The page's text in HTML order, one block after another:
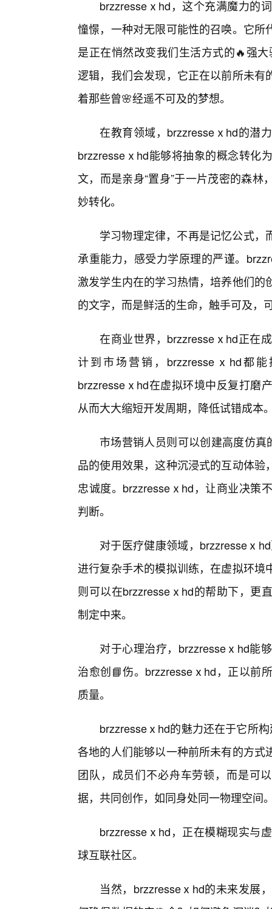
brzzresseⅹhd，这个充满魔力的
憧憬，一种对无限可能性的召唤。它
是正在悄然改变我们生活方式的🔥强
逻辑，我们会发现，它正在以前所未
着那些曾🌸经遥不可及的梦想。
在教育领域，brzzresseⅹhd的潜
brzzresseⅹhd能够将抽象的概念转化
文，而是亲身“置身”于一片茂密的森
妙转化。
学习物理定律，不再是记忆公式
承重能力，感受力学原理的严谨。
激发学生内在的学习热情，培养他们
的文字，而是鲜活的生命，触手可及，
在商业世界，brzzresseⅹhd正在
计到市场营销，brzzresseⅹhd都
brzzresseⅹhd在虚拟环境中反复打磨
从而大大缩短开发周期，降低试错成本
市场营销人员则可以创建高度仿真
品的使用效果，这种沉浸式的互动体
忠诚度。brzzresseⅹhd，让商业决策
判断。
对于医疗健康领域，
进行复杂手术的模拟训练，在虚拟环
则可以在brzzresseⅹhd的帮助下，更
制定中来。
对于心理治疗，brzzresseⅹhd能
治愈创📘伤。brzzresseⅹhd，正以前
质量。
brzzresseⅹhd的魅力还在于它所构
各地的人们能够以一种前所未有的方
团队，成员们不必舟车劳顿，而是可
据，共同创作，如同身处同一物理空间
brzzresseⅹhd，正在模糊现实与
球互联社区。
当然，brzzresseⅹhd的未来发展